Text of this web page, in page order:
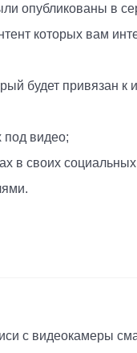
опубликованы в
которых вам
будет привязан
под видео;
в своих социальных
с видеокамеры